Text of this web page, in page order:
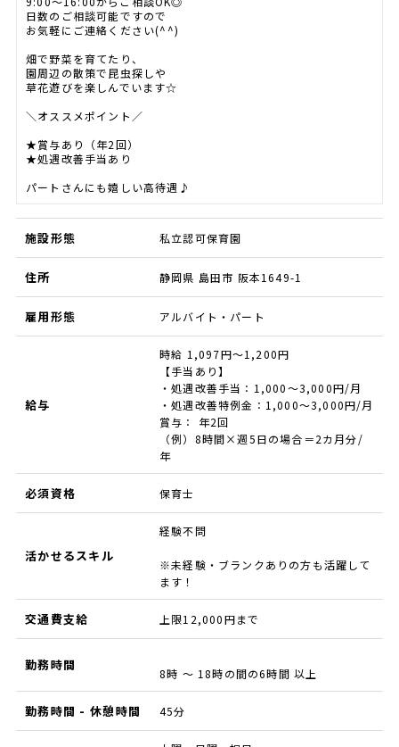
日数のご相談可能ですので
お気軽にご連絡ください(^^)
畑で野菜を育てたり、
園周辺の散策で昆虫探しや
草花遊びを楽しんでいます☆
＼オススメポイント／
★賞与あり（年2回）
★処遇改善手当あり
パートさんにも嬉しい高待遇♪
施設形態 私立認可保育園
住所 静岡県 島田市 阪本1649-1
雇用形態 アルバイト・パート
給与
時給 1,097円～1,200円
【手当あり】
・処遇改善手当：1,000～3,000円/月
・処遇改善特例金：1,000～3,000円/月
賞与： 年2回
（例）8時間×週5日の場合＝2カ月分/
年
必須資格 保育士
活かせるスキル
経験不問
※未経験・ブランクありの方も活躍して
ます！
交通費支給 上限12,000円まで
勤務時間
8時 ～ 18時の間の6時間 以上
勤務時間 - 休憩時間 45分